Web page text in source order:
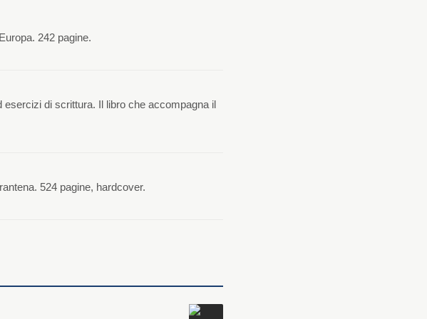
242 pagine.
esercizi di scrittura. Il libro che accompagna il
524 pagine, hardcover.